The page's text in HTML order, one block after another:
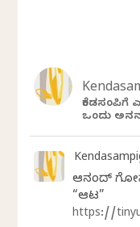
ಕೆಂಡಸಂಪಿಗೆ
ಒಂದು
ಆನಂದ್‌
“ಆಟ”
https://